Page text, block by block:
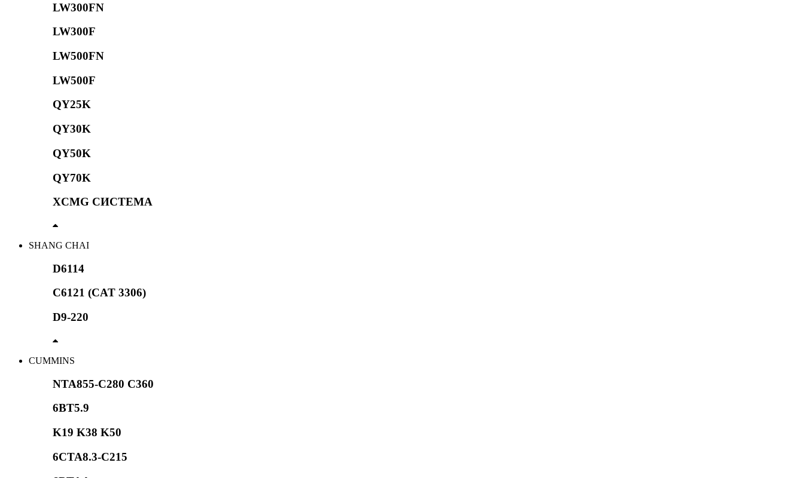
LW300FN
LW300F
LW500FN
LW500F
QY25K
QY30K
QY50K
QY70K
XCMG СИСТЕМА
SHANG CHAI
D6114
C6121 (CAT 3306)
D9-220
CUMMINS
NTA855-C280 C360
6BT5.9
K19 K38 K50
6CTA8.3-C215